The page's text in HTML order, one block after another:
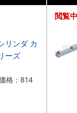
リンダ カ
ーズ
格： 814
閲覧